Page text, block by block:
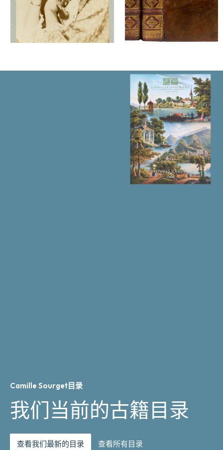
Camille Sourget目录
我们当前的古籍目录
查看我们最新的目录 查看所有目录